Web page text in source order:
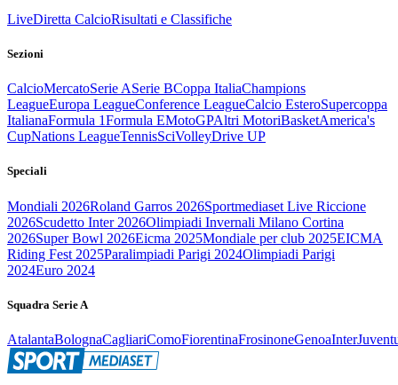
LiveDiretta CalcioRisultati e Classifiche
Sezioni
CalcioMercatoSerie ASerie BCoppa ItaliaChampions
LeagueEuropa LeagueConference LeagueCalcio EsteroSupercoppa
ItalianaFormula 1Formula EMotoGPAltri MotoriBasketAmerica's
CupNations LeagueTennisSciVolleyDrive UP
Speciali
Mondiali 2026Roland Garros 2026Sportmediaset Live Riccione
2026Scudetto Inter 2026Olimpiadi Invernali Milano Cortina
2026Super Bowl 2026Eicma 2025Mondiale per club 2025EICMA
Riding Fest 2025Paralimpiadi Parigi 2024Olimpiadi Parigi
2024Euro 2024
Squadra Serie A
AtalantaBolognaCagliariComoFiorentinaFrosinoneGenoaInter